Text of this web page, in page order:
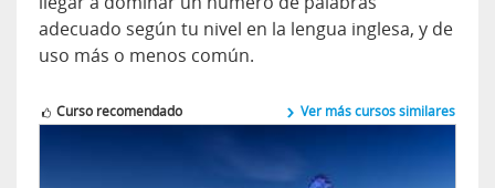
adecuado según tu nivel en la lengua inglesa, y de
uso más o menos común.
Curso recomendado Ver más cursos similares